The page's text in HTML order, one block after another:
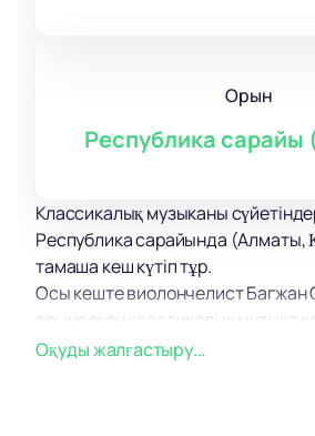
Орын
Республика
Классикалық музыканы
Республика сарайында (Алматы,
тамаша кеш күтіп тұр.
Осы кеште виолончелист Багжан
орындаған классикалық музыка
терапиясы"бағдарламасымен
Оқуды жалғастыру...